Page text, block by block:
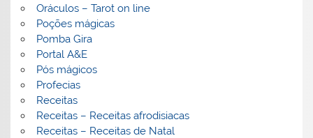
Oráculos – Tarot on line
Poções mágicas
Pomba Gira
Portal A&E
Pós mágicos
Profecias
Receitas
Receitas – Receitas afrodisiacas
Receitas – Receitas de Natal